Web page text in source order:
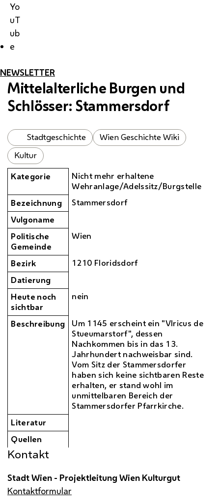
Yo
uT
ub
e
NEWSLETTER
Mittelalterliche Burgen und
Schlösser: Stammersdorf
Stadtgeschichte
Wien Geschichte Wiki
Kultur
Kategorie
Nicht mehr erhaltene
Wehranlage/Adelssitz/Burgstelle
Bezeichnung
Stammersdorf
Vulgoname
Politische
Gemeinde
Wien
Bezirk
1210 Floridsdorf
Datierung
Heute noch
sichtbar
nein
Beschreibung
Um 1145 erscheint ein "Vlricus de
Stueumarstorf", dessen
Nachkommen bis in das 13.
Jahrhundert nachweisbar sind.
Vom Sitz der Stammersdorfer
haben sich keine sichtbaren Reste
erhalten, er stand wohl im
unmittelbaren Bereich der
Stammersdorfer Pfarrkirche.
Literatur
Quellen
Kontakt
Stadt Wien - Projektleitung Wien Kulturgut
Kontaktformular